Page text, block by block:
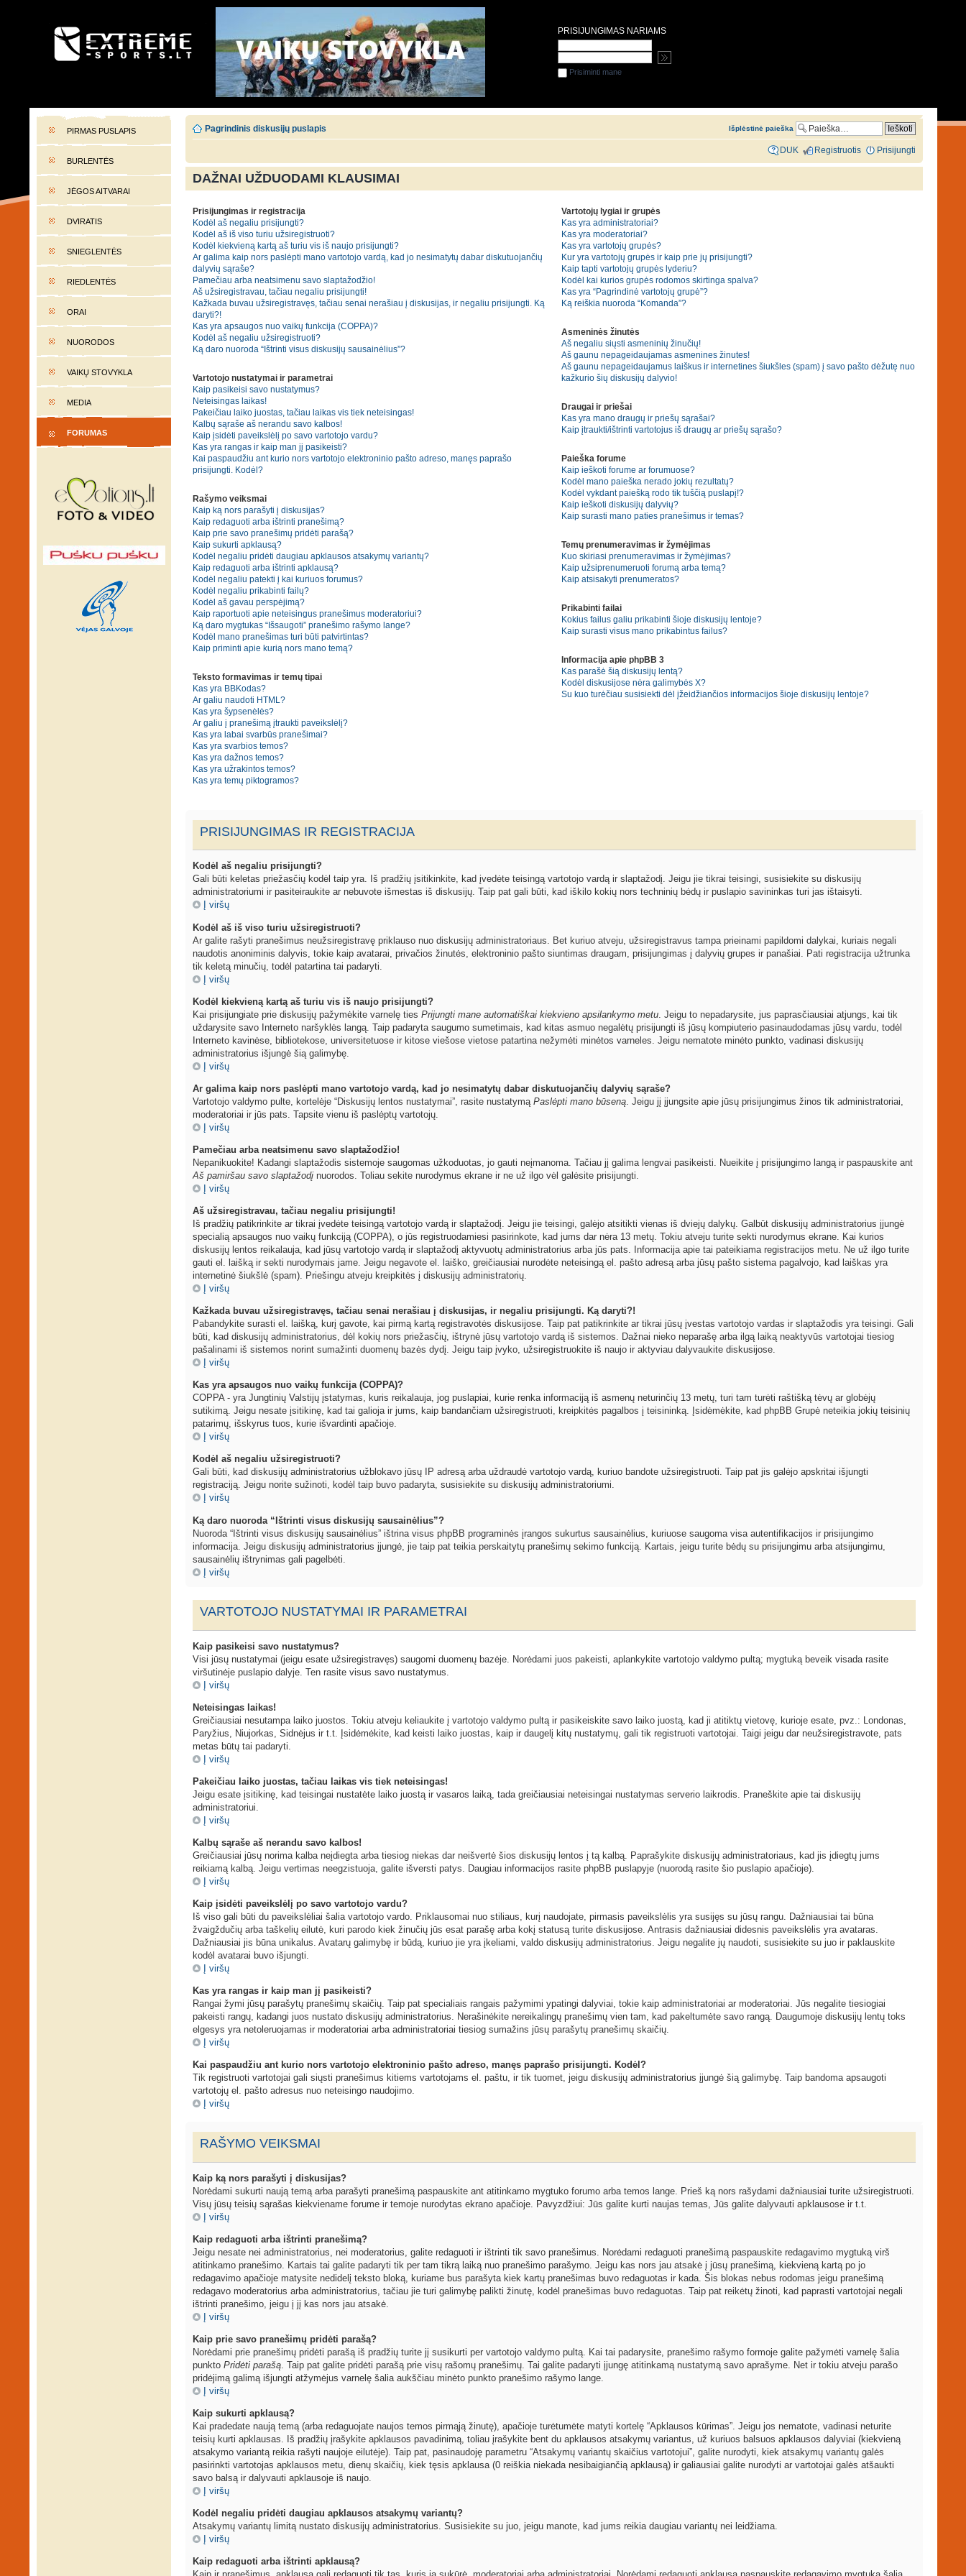
EXTREME-SPORTS.LT
PIRMAS PUSLAPIS
BURLENTĖS
JĖGOS AITVARAI
DVIRATIS
SNIEGLENTĖS
RIEDLENTĖS
ORAI
NUORODOS
VAIKŲ STOVYKLA
MEDIA
FORUMAS
Pagrindinis diskusijų puslapis Išplėstinė paieška
DUK Registruotis Prisijungti
DAŽNAI UŽDUODAMI KLAUSIMAI
Prisijungimas ir registracija
Kodėl aš negaliu prisijungti?
Kodėl aš iš viso turiu užsiregistruoti?
Kodėl kiekvieną kartą aš turiu vis iš naujo prisijungti?
Ar galima kaip nors paslėpti mano vartotojo vardą, kad jo nesimatytų dabar diskutuojančių
dalyvių sąraše?
Pamečiau arba neatsimenu savo slaptažodžio!
Aš užsiregistravau, tačiau negaliu prisijungti!
Kažkada buvau užsiregistravęs, tačiau senai nerašiau į diskusijas, ir negaliu prisijungti. Ką
daryti?!
Kas yra apsaugos nuo vaikų funkcija (COPPA)?
Kodėl aš negaliu užsiregistruoti?
Ką daro nuoroda “Ištrinti visus diskusijų sausainėlius”?
Vartotojo nustatymai ir parametrai
Kaip pasikeisi savo nustatymus?
Neteisingas laikas!
Pakeičiau laiko juostas, tačiau laikas vis tiek neteisingas!
Kalbų sąraše aš nerandu savo kalbos!
Kaip įsidėti paveikslėlį po savo vartotojo vardu?
Kas yra rangas ir kaip man jį pasikeisti?
Kai paspaudžiu ant kurio nors vartotojo elektroninio pašto adreso, manęs paprašo
prisijungti. Kodėl?
Rašymo veiksmai
Kaip ką nors parašyti į diskusijas?
Kaip redaguoti arba ištrinti pranešimą?
Kaip prie savo pranešimų pridėti parašą?
Kaip sukurti apklausą?
Kodėl negaliu pridėti daugiau apklausos atsakymų variantų?
Kaip redaguoti arba ištrinti apklausą?
Kodėl negaliu patekti į kai kuriuos forumus?
Kodėl negaliu prikabinti failų?
Kodėl aš gavau perspėjimą?
Kaip raportuoti apie neteisingus pranešimus moderatoriui?
Ką daro mygtukas “Išsaugoti” pranešimo rašymo lange?
Kodėl mano pranešimas turi būti patvirtintas?
Kaip priminti apie kurią nors mano temą?
Teksto formavimas ir temų tipai
Kas yra BBKodas?
Ar galiu naudoti HTML?
Kas yra šypsenėlės?
Ar galiu į pranešimą įtraukti paveikslėlį?
Kas yra labai svarbūs pranešimai?
Kas yra svarbios temos?
Kas yra dažnos temos?
Kas yra užrakintos temos?
Kas yra temų piktogramos?
Vartotojų lygiai ir grupės
Kas yra administratoriai?
Kas yra moderatoriai?
Kas yra vartotojų grupės?
Kur yra vartotojų grupės ir kaip prie jų prisijungti?
Kaip tapti vartotojų grupės lyderiu?
Kodėl kai kurios grupės rodomos skirtinga spalva?
Kas yra “Pagrindinė vartotojų grupė”?
Ką reiškia nuoroda “Komanda”?
Asmeninės žinutės
Aš negaliu siųsti asmeninių žinučių!
Aš gaunu nepageidaujamas asmenines žinutes!
Aš gaunu nepageidaujamus laiškus ir internetines šiukšles (spam) į savo pašto dėžutę nuo
kažkurio šių diskusijų dalyvio!
Draugai ir priešai
Kas yra mano draugų ir priešų sąrašai?
Kaip įtraukti/ištrinti vartotojus iš draugų ar priešų sąrašo?
Paieška forume
Kaip ieškoti forume ar forumuose?
Kodėl mano paieška nerado jokių rezultatų?
Kodėl vykdant paiešką rodo tik tuščią puslapį!?
Kaip ieškoti diskusijų dalyvių?
Kaip surasti mano paties pranešimus ir temas?
Temų prenumeravimas ir žymėjimas
Kuo skiriasi prenumeravimas ir žymėjimas?
Kaip užsiprenumeruoti forumą arba temą?
Kaip atsisakyti prenumeratos?
Prikabinti failai
Kokius failus galiu prikabinti šioje diskusijų lentoje?
Kaip surasti visus mano prikabintus failus?
Informacija apie phpBB 3
Kas parašė šią diskusijų lentą?
Kodėl diskusijose nėra galimybės X?
Su kuo turėčiau susisiekti dėl įžeidžiančios informacijos šioje diskusijų lentoje?
PRISIJUNGIMAS IR REGISTRACIJA
Kodėl aš negaliu prisijungti?
Gali būti keletas priežasčių kodėl taip yra. Iš pradžių įsitikinkite, kad įvedėte teisingą vartotojo vardą ir slaptažodį. Jeigu jie tikrai teisingi, susisiekite su diskusijų
administratoriumi ir pasiteiraukite ar nebuvote išmestas iš diskusijų. Taip pat gali būti, kad iškilo kokių nors techninių bėdų ir puslapio savininkas turi jas ištaisyti.
Į viršų
Kodėl aš iš viso turiu užsiregistruoti?
Ar galite rašyti pranešimus neužsiregistravę priklauso nuo diskusijų administratoriaus. Bet kuriuo atveju, užsiregistravus tampa prieinami papildomi dalykai, kuriais negali
naudotis anoniminis dalyvis, tokie kaip avatarai, privačios žinutės, elektroninio pašto siuntimas draugam, prisijungimas į dalyvių grupes ir panašiai. Pati registracija užtrunka
tik keletą minučių, todėl patartina tai padaryti.
Į viršų
Kodėl kiekvieną kartą aš turiu vis iš naujo prisijungti?
Kai prisijungiate prie diskusijų pažymėkite varnelę ties Prijungti mane automatiškai kiekvieno apsilankymo metu . Jeigu to nepadarysite, jus paprasčiausiai atjungs, kai tik
uždarysite savo Interneto naršyklės langą. Taip padaryta saugumo sumetimais, kad kitas asmuo negalėtų prisijungti iš jūsų kompiuterio pasinaudodamas jūsų vardu, todėl
Interneto kavinėse, bibliotekose, universitetuose ir kitose viešose vietose patartina nežymėti minėtos varneles. Jeigu nematote minėto punkto, vadinasi diskusijų
administratorius išjungė šią galimybę.
Į viršų
Ar galima kaip nors paslėpti mano vartotojo vardą, kad jo nesimatytų dabar diskutuojančių dalyvių sąraše?
Vartotojo valdymo pulte, kortelėje “Diskusijų lentos nustatymai”, rasite nustatymą Paslėpti mano būseną . Jeigu jį įjungsite apie jūsų prisijungimus žinos tik administratoriai,
moderatoriai ir jūs pats. Tapsite vienu iš paslėptų vartotojų.
Į viršų
Pamečiau arba neatsimenu savo slaptažodžio!
Nepanikuokite! Kadangi slaptažodis sistemoje saugomas užkoduotas, jo gauti neįmanoma. Tačiau jį galima lengvai pasikeisti. Nueikite į prisijungimo langą ir paspauskite ant
Aš pamiršau savo slaptažodį nuorodos. Toliau sekite nurodymus ekrane ir ne už ilgo vėl galėsite prisijungti.
Į viršų
Aš užsiregistravau, tačiau negaliu prisijungti!
Iš pradžių patikrinkite ar tikrai įvedėte teisingą vartotojo vardą ir slaptažodį. Jeigu jie teisingi, galėjo atsitikti vienas iš dviejų dalykų. Galbūt diskusijų administratorius įjungė
specialią apsaugos nuo vaikų funkciją (COPPA), o jūs registruodamiesi pasirinkote, kad jums dar nėra 13 metų. Tokiu atveju turite sekti nurodymus ekrane. Kai kurios
diskusijų lentos reikalauja, kad jūsų vartotojo vardą ir slaptažodį aktyvuotų administratorius arba jūs pats. Informacija apie tai pateikiama registracijos metu. Ne už ilgo turite
gauti el. laišką ir sekti nurodymais jame. Jeigu negavote el. laiško, greičiausiai nurodėte neteisingą el. pašto adresą arba jūsų pašto sistema pagalvojo, kad laiškas yra
internetinė šiukšlė (spam). Priešingu atveju kreipkitės į diskusijų administratorių.
Į viršų
Kažkada buvau užsiregistravęs, tačiau senai nerašiau į diskusijas, ir negaliu prisijungti. Ką daryti?!
Pabandykite surasti el. laišką, kurį gavote, kai pirmą kartą registravotės diskusijose. Taip pat patikrinkite ar tikrai jūsų įvestas vartotojo vardas ir slaptažodis yra teisingi. Gali
būti, kad diskusijų administratorius, dėl kokių nors priežasčių, ištrynė jūsų vartotojo vardą iš sistemos. Dažnai nieko neparašę arba ilgą laiką neaktyvūs vartotojai tiesiog
pašalinami iš sistemos norint sumažinti duomenų bazės dydį. Jeigu taip įvyko, užsiregistruokite iš naujo ir aktyviau dalyvaukite diskusijose.
Į viršų
Kas yra apsaugos nuo vaikų funkcija (COPPA)?
COPPA - yra Jungtinių Valstijų įstatymas, kuris reikalauja, jog puslapiai, kurie renka informaciją iš asmenų neturinčių 13 metų, turi tam turėti raštišką tėvų ar globėjų
sutikimą. Jeigu nesate įsitikinę, kad tai galioja ir jums, kaip bandančiam užsiregistruoti, kreipkitės pagalbos į teisininką. Įsidėmėkite, kad phpBB Grupė neteikia jokių teisinių
patarimų, išskyrus tuos, kurie išvardinti apačioje.
Į viršų
Kodėl aš negaliu užsiregistruoti?
Gali būti, kad diskusijų administratorius užblokavo jūsų IP adresą arba uždraudė vartotojo vardą, kuriuo bandote užsiregistruoti. Taip pat jis galėjo apskritai išjungti
registraciją. Jeigu norite sužinoti, kodėl taip buvo padaryta, susisiekite su diskusijų administratoriumi.
Į viršų
Ką daro nuoroda “Ištrinti visus diskusijų sausainėlius”?
Nuoroda “Ištrinti visus diskusijų sausainėlius” ištrina visus phpBB programinės įrangos sukurtus sausainėlius, kuriuose saugoma visa autentifikacijos ir prisijungimo
informacija. Jeigu diskusijų administratorius įjungė, jie taip pat teikia perskaitytų pranešimų sekimo funkciją. Kartais, jeigu turite bėdų su prisijungimu arba atsijungimu,
sausainėlių ištrynimas gali pagelbėti.
Į viršų
VARTOTOJO NUSTATYMAI IR PARAMETRAI
Kaip pasikeisi savo nustatymus?
Visi jūsų nustatymai (jeigu esate užsiregistravęs) saugomi duomenų bazėje. Norėdami juos pakeisti, aplankykite vartotojo valdymo pultą; mygtuką beveik visada rasite
viršutinėje puslapio dalyje. Ten rasite visus savo nustatymus.
Į viršų
Neteisingas laikas!
Greičiausiai nesutampa laiko juostos. Tokiu atveju keliaukite į vartotojo valdymo pultą ir pasikeiskite savo laiko juostą, kad ji atitiktų vietovę, kurioje esate, pvz.: Londonas,
Paryžius, Niujorkas, Sidnėjus ir t.t. Įsidėmėkite, kad keisti laiko juostas, kaip ir daugelį kitų nustatymų, gali tik registruoti vartotojai. Taigi jeigu dar neužsiregistravote, pats
metas būtų tai padaryti.
Į viršų
Pakeičiau laiko juostas, tačiau laikas vis tiek neteisingas!
Jeigu esate įsitikinę, kad teisingai nustatėte laiko juostą ir vasaros laiką, tada greičiausiai neteisingai nustatymas serverio laikrodis. Praneškite apie tai diskusijų
administratoriui.
Į viršų
Kalbų sąraše aš nerandu savo kalbos!
Greičiausiai jūsų norima kalba neįdiegta arba tiesiog niekas dar neišvertė šios diskusijų lentos į tą kalbą. Paprašykite diskusijų administratoriaus, kad jis įdiegtų jums
reikiamą kalbą. Jeigu vertimas neegzistuoja, galite išversti patys. Daugiau informacijos rasite phpBB puslapyje (nuorodą rasite šio puslapio apačioje).
Į viršų
Kaip įsidėti paveikslėlį po savo vartotojo vardu?
Iš viso gali būti du paveikslėliai šalia vartotojo vardo. Priklausomai nuo stiliaus, kurį naudojate, pirmasis paveikslėlis yra susijęs su jūsų rangu. Dažniausiai tai būna
žvaigždučių arba taškelių eilutė, kuri parodo kiek žinučių jūs esat parašę arba kokį statusą turite diskusijose. Antrasis dažniausiai didesnis paveikslėlis yra avataras.
Dažniausiai jis būna unikalus. Avatarų galimybę ir būdą, kuriuo jie yra įkeliami, valdo diskusijų administratorius. Jeigu negalite jų naudoti, susisiekite su juo ir paklauskite
kodėl avatarai buvo išjungti.
Į viršų
Kas yra rangas ir kaip man jį pasikeisti?
Rangai žymi jūsų parašytų pranešimų skaičių. Taip pat specialiais rangais pažymimi ypatingi dalyviai, tokie kaip administratoriai ar moderatoriai. Jūs negalite tiesiogiai
pakeisti rangų, kadangi juos nustato diskusijų administratorius. Nerašinėkite nereikalingų pranešimų vien tam, kad pakeltumėte savo rangą. Daugumoje diskusijų lentų toks
elgesys yra netoleruojamas ir moderatoriai arba administratoriai tiesiog sumažins jūsų parašytų pranešimų skaičių.
Į viršų
Kai paspaudžiu ant kurio nors vartotojo elektroninio pašto adreso, manęs paprašo prisijungti. Kodėl?
Tik registruoti vartotojai gali siųsti pranešimus kitiems vartotojams el. paštu, ir tik tuomet, jeigu diskusijų administratorius įjungė šią galimybę. Taip bandoma apsaugoti
vartotojų el. pašto adresus nuo neteisingo naudojimo.
Į viršų
RAŠYMO VEIKSMAI
Kaip ką nors parašyti į diskusijas?
Norėdami sukurti naują temą arba parašyti pranešimą paspauskite ant atitinkamo mygtuko forumo arba temos lange. Prieš ką nors rašydami dažniausiai turite užsiregistruoti.
Visų jūsų teisių sąrašas kiekviename forume ir temoje nurodytas ekrano apačioje. Pavyzdžiui: Jūs galite kurti naujas temas, Jūs galite dalyvauti apklausose ir t.t.
Į viršų
Kaip redaguoti arba ištrinti pranešimą?
Jeigu nesate nei administratorius, nei moderatorius, galite redaguoti ir ištrinti tik savo pranešimus. Norėdami redaguoti pranešimą paspauskite redagavimo mygtuką virš
atitinkamo pranešimo. Kartais tai galite padaryti tik per tam tikrą laiką nuo pranešimo parašymo. Jeigu kas nors jau atsakė į jūsų pranešimą, kiekvieną kartą po jo
redagavimo apačioje matysite nedidelį teksto bloką, kuriame bus parašyta kiek kartų pranešimas buvo redaguotas ir kada. Šis blokas nebus rodomas jeigu pranešimą
redagavo moderatorius arba administratorius, tačiau jie turi galimybę palikti žinutę, kodėl pranešimas buvo redaguotas. Taip pat reikėtų žinoti, kad paprasti vartotojai negali
ištrinti pranešimo, jeigu į jį kas nors jau atsakė.
Į viršų
Kaip prie savo pranešimų pridėti parašą?
Norėdami prie pranešimų pridėti parašą iš pradžių turite jį susikurti per vartotojo valdymo pultą. Kai tai padarysite, pranešimo rašymo formoje galite pažymėti varnelę šalia
punkto Pridėti parašą . Taip pat galite pridėti parašą prie visų rašomų pranešimų. Tai galite padaryti įjungę atitinkamą nustatymą savo aprašyme. Net ir tokiu atveju parašo
pridėjimą galimą išjungti atžymėjus varnelę šalia aukščiau minėto punkto pranešimo rašymo lange.
Į viršų
Kaip sukurti apklausą?
Kai pradedate naują temą (arba redaguojate naujos temos pirmąją žinutę), apačioje turėtumėte matyti kortelę “Apklausos kūrimas”. Jeigu jos nematote, vadinasi neturite
teisių kurti apklausas. Iš pradžių įrašykite apklausos pavadinimą, toliau įrašykite bent du apklausos atsakymų variantus, už kuriuos balsuos apklausos dalyviai (kiekvieną
atsakymo variantą reikia rašyti naujoje eilutėje). Taip pat, pasinaudoję parametru “Atsakymų variantų skaičius vartotojui”, galite nurodyti, kiek atsakymų variantų galės
pasirinkti vartotojas apklausos metu, dienų skaičių, kiek tęsis apklausa (0 reiškia niekada nesibaigiančią apklausą) ir galiausiai galite nurodyti ar vartotojai galės atšaukti
savo balsą ir dalyvauti apklausoje iš naujo.
Į viršų
Kodėl negaliu pridėti daugiau apklausos atsakymų variantų?
Atsakymų variantų limitą nustato diskusijų administratorius. Susisiekite su juo, jeigu manote, kad jums reikia daugiau variantų nei leidžiama.
Į viršų
Kaip redaguoti arba ištrinti apklausą?
PRISIJUNGIMAS NARIAMS
Prisiminti mane